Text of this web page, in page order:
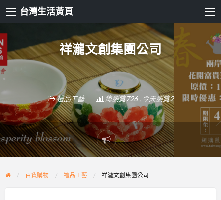
台灣生活黃頁
祥瀧文創集團公司
禮品工藝 總瀏覽726 , 今天瀏覽2
Report
problem
百貨購物 禮品工藝 祥瀧文創集團公司